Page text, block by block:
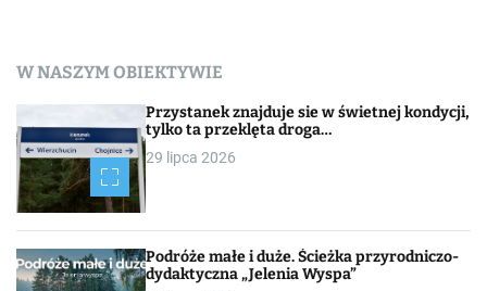
W NASZYM OBIEKTYWIE
Przystanek znajduje sie w świetnej kondycji,
tylko ta przeklęta droga…
29 lipca 2026
Podróże małe i duże. Ścieżka przyrodniczo-
dydaktyczna „Jelenia Wyspa”